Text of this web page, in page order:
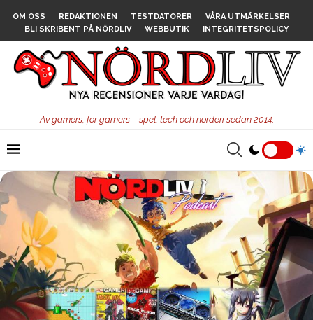
OM OSS REDAKTIONEN TESTDATORER
VÅRA UTMÄRKELSER
BLI SKRIBENT PÅ NÖRDLIV
WEBBUTIK INTEGRITETSPOLICY
Av gamers, för gamers – spel, tech och nörderi sedan 2014.